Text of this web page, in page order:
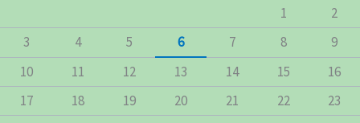
1
2
3
4 5 6 7 8
9
10
11 12 13 14 15
16
17
18 19 20 21 22
23